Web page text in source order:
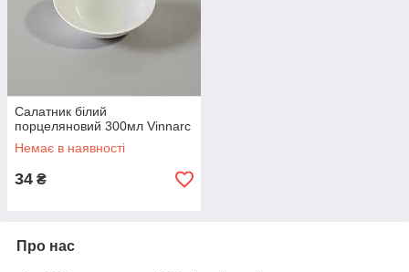
Салатник білий
порцеляновий 300мл Vinnarc
Немає в наявності
34 ₴
Про нас